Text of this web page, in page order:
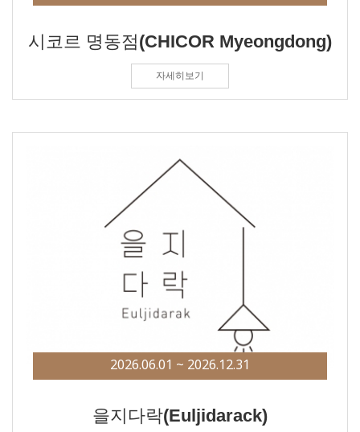
시코르 명동점(CHICOR Myeongdong)
자세히보기
2026.06.01 ~ 2026.12.31
을지다락(Euljidarack)